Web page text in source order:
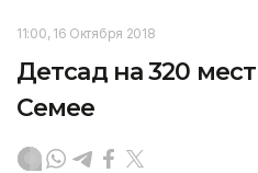
11:00, 16 Октября 2018
Детсад на 320
Семее